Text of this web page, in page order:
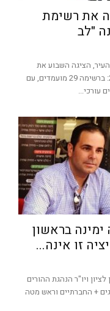
את רשימת
"לב
הציגה השבוע את
רשימת 'דרך חדשה' לבחירות 2018: ברשימה 29 מועמדים, עם
עורכי...
בראשון
זו אינה...
ויו"ר הנהגת ההורים
+ החברתיים וראש מטה